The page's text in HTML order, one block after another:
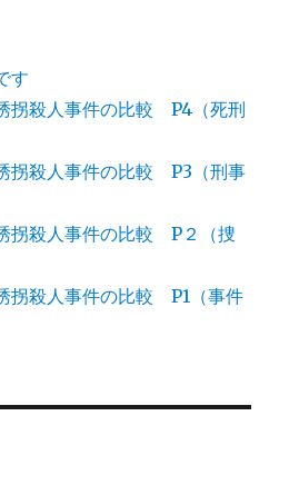
す
拐殺人事件の比較 P4（死刑
拐殺人事件の比較 P3（刑事
拐殺人事件の比較 P２（捜
拐殺人事件の比較 P1（事件